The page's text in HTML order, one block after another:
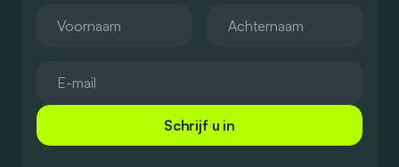
Schrijf u in